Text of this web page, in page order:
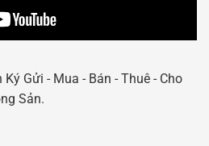
Ký Gửi - Mua - Bán - Thuê - Cho
Sản.